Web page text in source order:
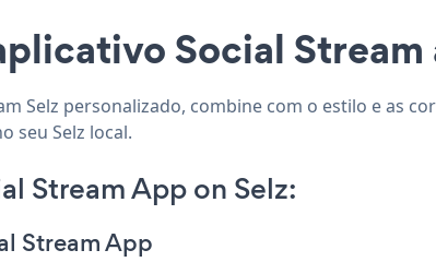
Social
Selz personalizado, combine com o estilo e as
seu Selz local.
Stream App on Selz:
Stream App